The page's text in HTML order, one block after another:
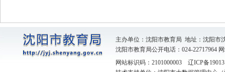
主办单位：沈阳市教育局 地址：沈阳
沈阳市教育局公开电话：024-22717964
网站标识码：2101000003 辽ICP备